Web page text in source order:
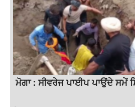
ਮੋਗਾ : ਸੀਵਰੇਜ ਪਾਈਪ ਪਾਉਂਦੇ ਸਮੇਂ